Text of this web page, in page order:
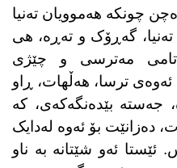
چونکە هەموویان تەنیا
گەڕۆک و تەڕە، هی
تامی مەترسی و چێژی
ترسا، هەڵهات، ڕاو
جەستە بێدەنگەکەی، کە
دەزانێت بۆ ئەوە لەدایک
ئێستا ئەو شێتانە بە ناو